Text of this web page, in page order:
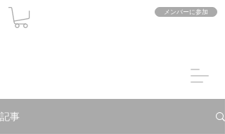
メンバーに参加
記事